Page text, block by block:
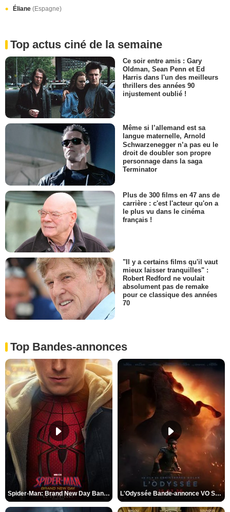
Éliane (Espagne)
Top actus ciné de la semaine
Ce soir entre amis : Gary
Oldman, Sean Penn et Ed
Harris dans l'un des meilleurs
thrillers des années 90
injustement oublié !
Même si l’allemand est sa
langue maternelle, Arnold
Schwarzenegger n’a pas eu le
droit de doubler son propre
personnage dans la saga
Terminator
Plus de 300 films en 47 ans de
carrière : c'est l'acteur qu'on a
le plus vu dans le cinéma
français !
"Il y a certains films qu'il vaut
mieux laisser tranquilles" :
Robert Redford ne voulait
absolument pas de remake
pour ce classique des années
70
Top Bandes-annonces
Spider-Man: Brand New Day Bande-annonce VO STFR L'Odyssée Bande-annonce VO STFR